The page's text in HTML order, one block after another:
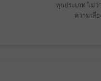
ทุกประเภท ไม่ว่
ความเสี่